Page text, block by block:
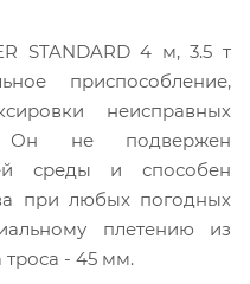
STANDARD 4 м, 3.5 т
приспособление,
неисправных
Он не подвержен
среды и способен
при любых погодных
плетению из
- 45 мм.